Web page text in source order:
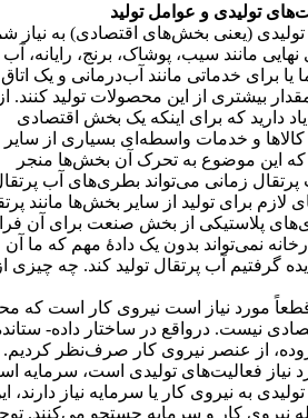
(یعنی بخش‌های اقتصادی) به نیاز
مانند سیب، پوشاک، برنج، رایانه، آب
یا برای خدماتی مانند آب‌درمانی و یک
بیشتری از این محصولات تولید کنند.
دارید که برای اینکه یک بخش اقتصادی
کالاها و خدمات واسطه‌ای بسیاری از سایر
این موضوع به تحرک آن بخش‌ها منجر
زمانی می‌تواند بطری‌های آب
لازم برای تولید از سایر بخش‌ها مانند
پلاستیکی از بخش صنعت برای آن
نمی‌تواند بدون یک دادۀ مهم که ما آن
گرفتیم آب پرتقال تولید کند. چه چیزی
مورد نیاز است نیروی کار است که
نیست. درواقع در ساختار داده-
از عنصر نیروی کار صرف‌نظر کردیم.
نیاز فعالیت‌های تولیدی است، سرمایه
به نیروی کار یا سرمایه نیاز دارند،
نیروی کار و سرمایه جستجو می‌کنند.